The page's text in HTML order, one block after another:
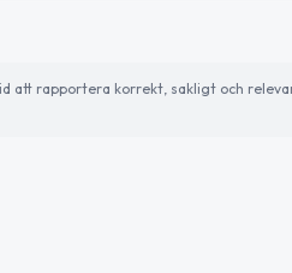
att rapportera korrekt, sakligt och